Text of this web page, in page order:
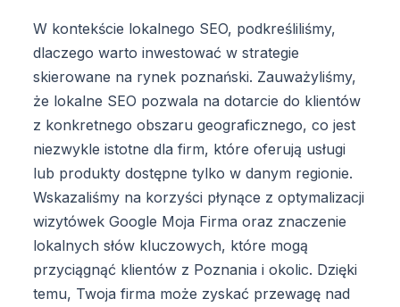
W kontekście lokalnego SEO, podkreśliliśmy,
dlaczego warto inwestować w strategie
skierowane na rynek poznański. Zauważyliśmy,
że lokalne SEO pozwala na dotarcie do klientów
z konkretnego obszaru geograficznego, co jest
niezwykle istotne dla firm, które oferują usługi
lub produkty dostępne tylko w danym regionie.
Wskazaliśmy na korzyści płynące z optymalizacji
wizytówek Google Moja Firma oraz znaczenie
lokalnych słów kluczowych, które mogą
przyciągnąć klientów z Poznania i okolic. Dzięki
temu, Twoja firma może zyskać przewagę nad